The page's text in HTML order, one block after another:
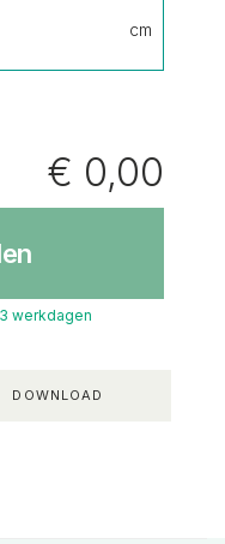
cm
€ 0,00
werkdagen
DOWNLOAD